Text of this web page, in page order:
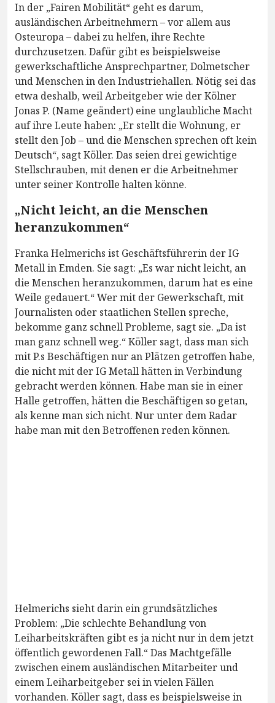
In der „Fairen Mobilität“ geht es darum,
ausländischen Arbeitnehmern – vor allem aus
Osteuropa – dabei zu helfen, ihre Rechte
durchzusetzen. Dafür gibt es beispielsweise
gewerkschaftliche Ansprechpartner, Dolmetscher
und Menschen in den Industriehallen. Nötig sei das
etwa deshalb, weil Arbeitgeber wie der Kölner
Jonas P. (Name geändert) eine unglaubliche Macht
auf ihre Leute haben: „Er stellt die Wohnung, er
stellt den Job – und die Menschen sprechen oft kein
Deutsch“, sagt Köller. Das seien drei gewichtige
Stellschrauben, mit denen er die Arbeitnehmer
unter seiner Kontrolle halten könne.
„Nicht leicht, an die Menschen
heranzukommen“
Franka Helmerichs ist Geschäftsführerin der IG
Metall in Emden. Sie sagt: „Es war nicht leicht, an
die Menschen heranzukommen, darum hat es eine
Weile gedauert.“ Wer mit der Gewerkschaft, mit
Journalisten oder staatlichen Stellen spreche,
bekomme ganz schnell Probleme, sagt sie. „Da ist
man ganz schnell weg.“ Köller sagt, dass man sich
mit P.s Beschäftigen nur an Plätzen getroffen habe,
die nicht mit der IG Metall hätten in Verbindung
gebracht werden können. Habe man sie in einer
Halle getroffen, hätten die Beschäftigen so getan,
als kenne man sich nicht. Nur unter dem Radar
habe man mit den Betroffenen reden können.
Helmerichs sieht darin ein grundsätzliches
Problem: „Die schlechte Behandlung von
Leiharbeitskräften gibt es ja nicht nur in dem jetzt
öffentlich gewordenen Fall.“ Das Machtgefälle
zwischen einem ausländischen Mitarbeiter und
einem Leiharbeitgeber sei in vielen Fällen
vorhanden. Köller sagt, dass es beispielsweise in